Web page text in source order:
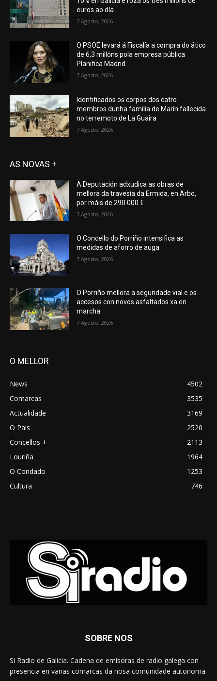
euros ao día
7 Agosto, 2026
O PSOE levará á Fiscalía a compra do ático
de 6,3 millóns pola empresa pública
Planifica Madrid
7 Agosto, 2026
Identificados os corpos dos catro
membros dunha familia de Marín fallecida
no terremoto de La Guaira
7 Agosto, 2026
AS NOVAS +
A Deputación adxudica as obras de
mellora da travesía da Ermida, en Arbo,
por máis de 290.000 €
7 Agosto, 2026
O Concello do Porriño intensifica as
medidas de aforro de auga
7 Agosto, 2026
O Porriño mellora a seguridade vial e os
accesos con novos asfaltados xa en
marcha
7 Agosto, 2026
O MELLOR
News
4502
Comarcas
3535
Actualidade
3169
O País
2520
Concellos +
2113
Louriña
1964
O Condado
1253
Cultura
746
SOBRE NOS
Si Radio de Galicia. Cadena de emisoras de radio galega con
presencia en varias comarcas da nosa comunidade autonoma.